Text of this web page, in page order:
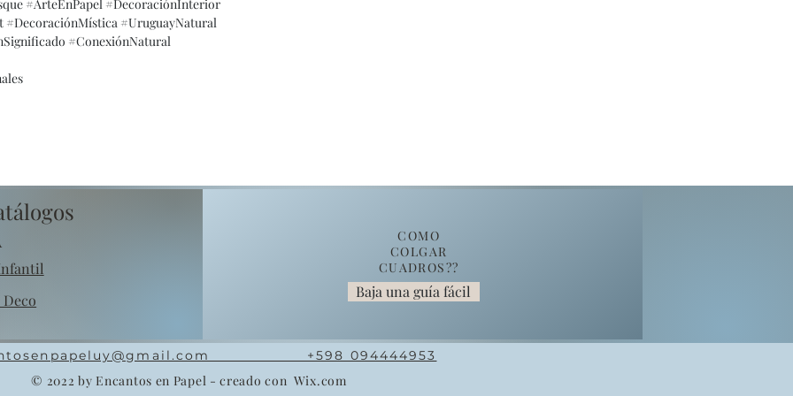
#ArteEnPapel #DecoraciónInterior
#DecoraciónMística #UruguayNatural
#ConexiónNatural
COMO
COLGAR
CUADROS??
Baja una guía fácil
+598 094444953
© 2022 by Encantos en Papel - creado con Wix.com